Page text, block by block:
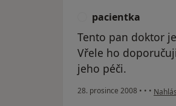
pacientka
Tento pan doktor
Vřele ho
jeho péči.
28. prosince 2008 • • • podle